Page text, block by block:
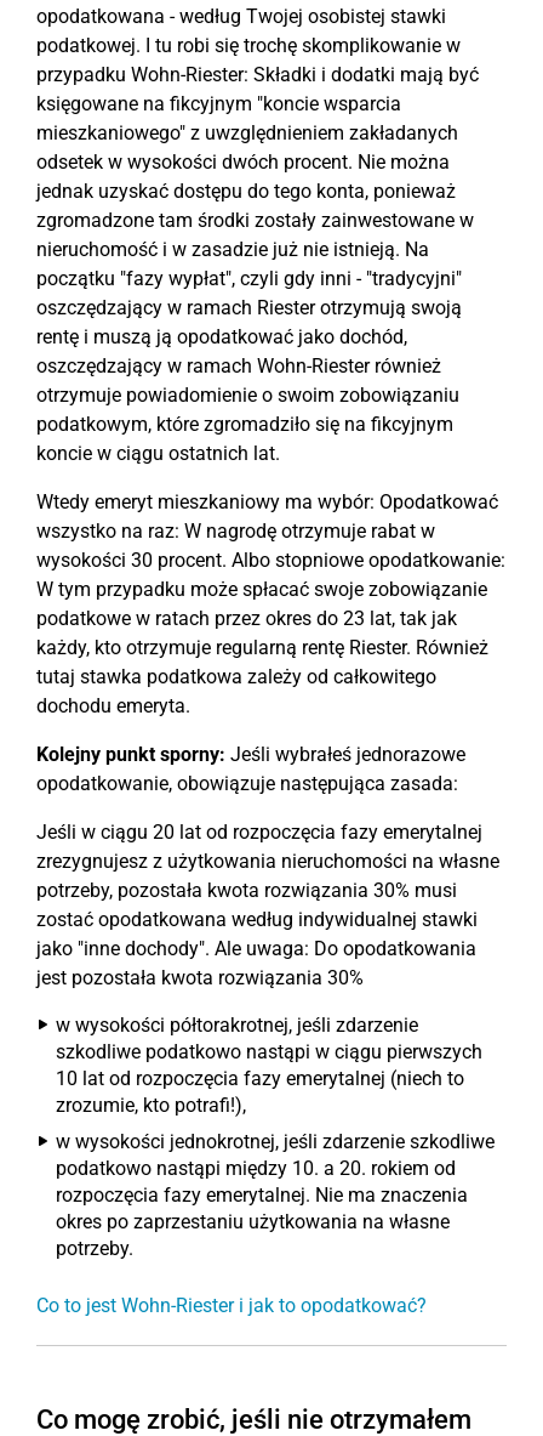
opodatkowana - według Twojej osobistej stawki
podatkowej. I tu robi się trochę skomplikowanie w
przypadku Wohn-Riester: Składki i dodatki mają być
księgowane na fikcyjnym "koncie wsparcia
mieszkaniowego" z uwzględnieniem zakładanych
odsetek w wysokości dwóch procent. Nie można
jednak uzyskać dostępu do tego konta, ponieważ
zgromadzone tam środki zostały zainwestowane w
nieruchomość i w zasadzie już nie istnieją. Na
początku "fazy wypłat", czyli gdy inni - "tradycyjni"
oszczędzający w ramach Riester otrzymują swoją
rentę i muszą ją opodatkować jako dochód,
oszczędzający w ramach Wohn-Riester również
otrzymuje powiadomienie o swoim zobowiązaniu
podatkowym, które zgromadziło się na fikcyjnym
koncie w ciągu ostatnich lat.
Wtedy emeryt mieszkaniowy ma wybór: Opodatkować
wszystko na raz: W nagrodę otrzymuje rabat w
wysokości 30 procent. Albo stopniowe opodatkowanie:
W tym przypadku może spłacać swoje zobowiązanie
podatkowe w ratach przez okres do 23 lat, tak jak
każdy, kto otrzymuje regularną rentę Riester. Również
tutaj stawka podatkowa zależy od całkowitego
dochodu emeryta.
Kolejny punkt sporny: Jeśli wybrałeś jednorazowe
opodatkowanie, obowiązuje następująca zasada:
Jeśli w ciągu 20 lat od rozpoczęcia fazy emerytalnej
zrezygnujesz z użytkowania nieruchomości na własne
potrzeby, pozostała kwota rozwiązania 30% musi
zostać opodatkowana według indywidualnej stawki
jako "inne dochody". Ale uwaga: Do opodatkowania
jest pozostała kwota rozwiązania 30%
w wysokości półtorakrotnej, jeśli zdarzenie
szkodliwe podatkowo nastąpi w ciągu pierwszych
10 lat od rozpoczęcia fazy emerytalnej (niech to
zrozumie, kto potrafi!),
w wysokości jednokrotnej, jeśli zdarzenie szkodliwe
podatkowo nastąpi między 10. a 20. rokiem od
rozpoczęcia fazy emerytalnej. Nie ma znaczenia
okres po zaprzestaniu użytkowania na własne
potrzeby.
Co to jest Wohn-Riester i jak to opodatkować?
Co mogę zrobić, jeśli nie otrzymałem